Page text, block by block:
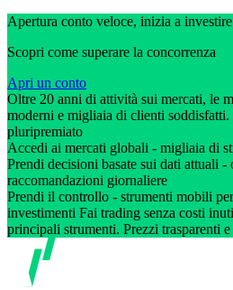
Apertura conto veloce, inizia a
Scopri come superare la concorrenza
Apri un conto
Oltre 20 anni di attività sui mercati, le
moderni e migliaia di clienti
pluripremiato
Accedi ai mercati globali - migliaia di
Prendi decisioni basate sui dati attuali -
raccomandazioni giornaliere
Prendi il controllo - strumenti mobili
investimenti Fai trading senza costi
principali strumenti. Prezzi trasparenti e